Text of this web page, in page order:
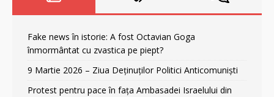
Fake news în istorie: A fost Octavian Goga
înmormântat cu zvastica pe piept?
9 Martie 2026 – Ziua Deținuților Politici Anticomuniști
Protest pentru pace în fața Ambasadei Israelului din